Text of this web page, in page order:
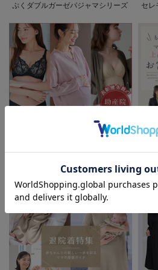
ぷくダブルガーゼパジャマシリーズ
セレ
清
お気に入り商品を